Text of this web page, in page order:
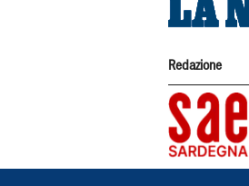
Redazione